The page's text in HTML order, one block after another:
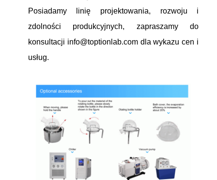
Posiadamy linię projektowania, rozwoju i
zdolności produkcyjnych, zapraszamy do
konsultacji info@toptionlab.com dla wykazu cen i
usług.